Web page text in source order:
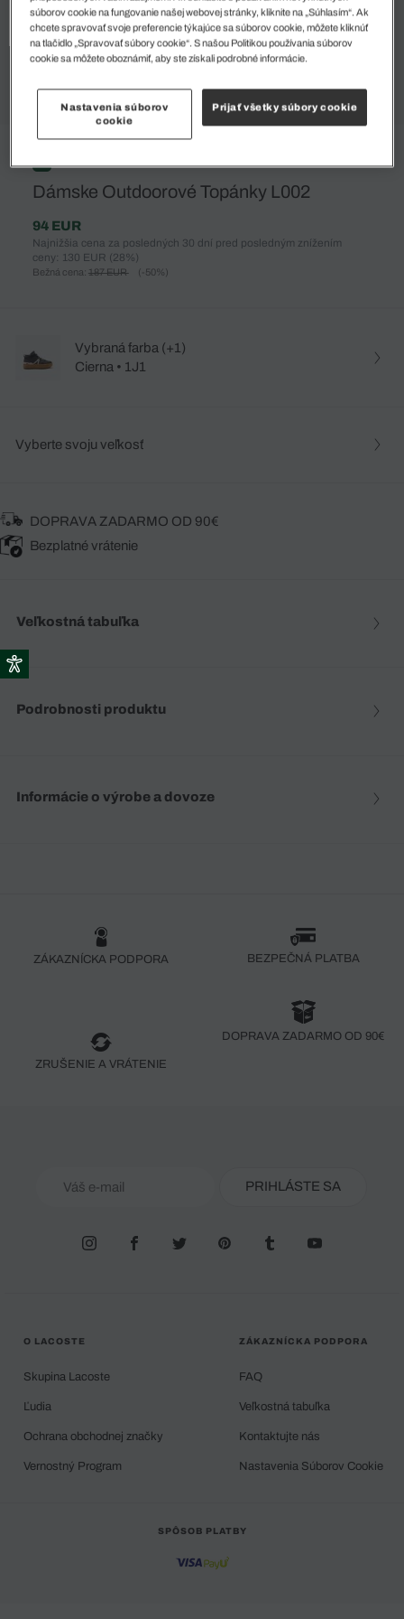
%
Dámske Outdoorové Topánky L002
94 EUR
Najnižšia cena za posledných 30 dní pred posledným znížením
ceny: 130 EUR (28%)
Bežná cena: 187 EUR (-50%)
Vybraná farba (+1)
Cierna • 1J1
Vyberte svoju veľkosť
DOPRAVA ZADARMO OD 90€
Bezplatné vrátenie
Veľkostná tabuľka
Podrobnosti produktu
Informácie o výrobe a dovoze
ZÁKAZNÍCKA PODPORA BEZPEČNÁ PLATBA
ZRUŠENIE A VRÁTENIE
DOPRAVA ZADARMO OD 90€
PRIHLÁSTE SA
O LACOSTE
Skupina Lacoste
Ľudia
Ochrana obchodnej značky
Vernostný Program
ZÁKAZNÍCKA PODPORA
FAQ
Veľkostná tabuľka
Kontaktujte nás
Nastavenia Súborov Cookie
SPÔSOB PLATBY
súborov cookie na fungovanie našej webovej stránky, kliknite na „Súhlasím“. Ak
chcete spravovať svoje preferencie týkajúce sa súborov cookie, môžete kliknúť
na tlačidlo „Spravovať súbory cookie“. S našou Politikou používania súborov
cookie sa môžete oboznámiť, aby ste získali podrobné informácie.
Nastavenia súborov
cookie
Prijať všetky súbory cookie